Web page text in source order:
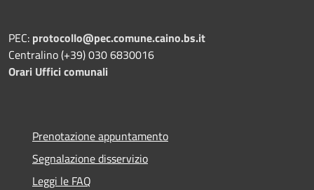
PEC: protocollo@pec.comune.caino.bs.it
Centralino (+39) 030 6830016
Orari Uffici comunali
Prenotazione appuntamento
Segnalazione disservizio
Leggi le FAQ